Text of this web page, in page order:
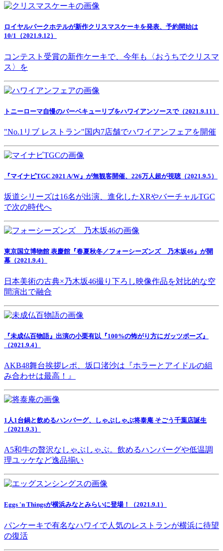
ロイヤルパークホテルが新作クリスマスケーキを発表、予約開始は
10/1（2021.9.12）
コンテスト受賞の新作ケーキで、今年も〈おうちでクリスマ
ス〉を
トニーローマ自慢のバーベキューリブをハワイアンソースで（2021.9.11）
"No.1リブ レストラン"国内7店舗でハワイアンフェアを開催
『マイナビTGC 2021 A/W』が無観客開催、226万人超が視聴（2021.9.5）
坂道シリーズは16名が出演、進化したXRやバーチャルTGC
で次の時代へ
東京国立博物館 表慶館『春夏秋冬／フォーシーズンズ 乃木坂46』が開
幕（2021.9.4）
日本美術の古典×乃木坂46撮り下ろし映像作品を対比的な空
間演出で融合
『未成仏百物語』出演の小栗有以『100%の怖がり方にガッツポーズ』
（2021.9.4）
AKB48舞台挨拶レポ、坂口渚沙は『ホラーとアイドルの組
み合わせは最高！』
1人1台鍋と飲めるハンバーグ、しゃぶしゃぶ将泰庵 そごう千葉店誕生
（2021.9.3）
A5和牛の贅沢なしゃぶしゃぶ。飲めるハンバーグや低温調
理ユッケなど逸品揃い
Eggs 'n Thingsが横浜みなとみらいに登場！（2021.9.1）
パンケーキで有名なハワイで人気のレストランが横浜に待望
の復活